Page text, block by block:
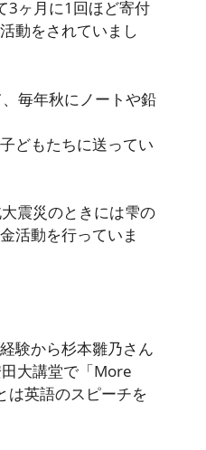
3ヶ月に1回ほど寄付
動をされていまし
毎年秋にノートや鉛
どもたちに送ってい
震災のときには雫の
活動を行っていま
験から杉本雛乃さん
大講堂で「More
は英語のスピーチを